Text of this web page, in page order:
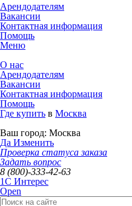
Арендодателям
Вакансии
Контактная информация
Помощь
Меню
О нас
Арендодателям
Вакансии
Контактная информация
Помощь
Где купить в Москва
Ваш город: Москва
Да Изменить
Проверка статуса заказа
Задать вопрос
8 (800)-333-42-63
1C Интерес
Open